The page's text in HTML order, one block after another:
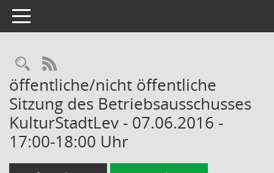
Toggle navigation
Rechercheauswahl
RSS-Feed
öffentliche/nicht öffentliche
Sitzung des Betriebsausschusses
KulturStadtLev - 07.06.2016 -
17:00-18:00 Uhr